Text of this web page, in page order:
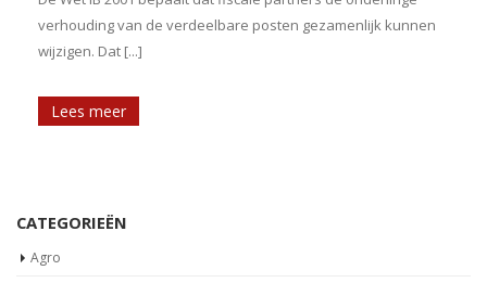
verhouding van de verdeelbare posten gezamenlijk kunnen
wijzigen. Dat [...]
Lees meer
CATEGORIEËN
Agro